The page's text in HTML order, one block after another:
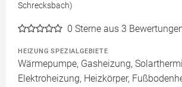
Schrecksbach)
0 Sterne aus 3
HEIZUNG SPEZIALGEBIETE
Wärmepumpe, Gasheizung,
Elektroheizung, Heizkörper,